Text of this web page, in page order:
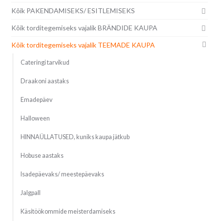
Kõik PAKENDAMISEKS/ ESITLEMISEKS
Kõik torditegemiseks vajalik BRÄNDIDE KAUPA
Kõik torditegemiseks vajalik TEEMADE KAUPA
Cateringi tarvikud
Draakoni aastaks
Emadepäev
Halloween
HINNAÜLLATUSED, kuniks kaupa jätkub
Hobuse aastaks
Isadepäevaks/ meestepäevaks
Jalgpall
Käsitöökommide meisterdamiseks